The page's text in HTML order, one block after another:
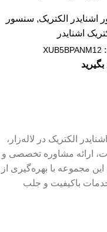
اشنایدر الکتریک, سنسور
اشنایدر
XUB5BPANM12
الکتریک در لاله‌زار،
ارائه مشاوره تخصصی و
مجموعه با بهره‌گیری از
باکیفیت و جلب